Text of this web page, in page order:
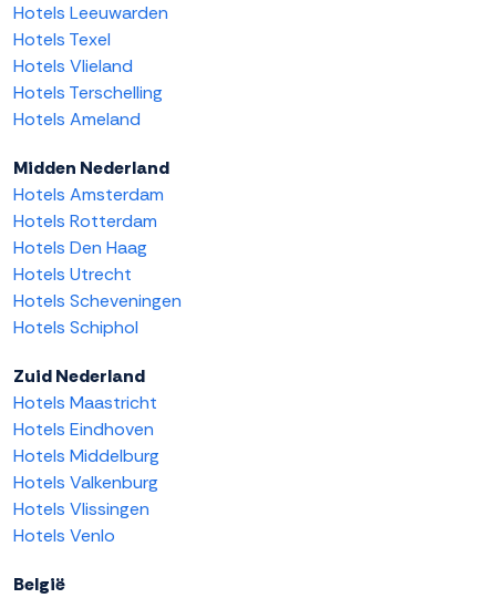
Hotels Leeuwarden
Hotels Texel
Hotels Vlieland
Hotels Terschelling
Hotels Ameland
Midden Nederland
Hotels Amsterdam
Hotels Rotterdam
Hotels Den Haag
Hotels Utrecht
Hotels Scheveningen
Hotels Schiphol
Zuid Nederland
Hotels Maastricht
Hotels Eindhoven
Hotels Middelburg
Hotels Valkenburg
Hotels Vlissingen
Hotels Venlo
België